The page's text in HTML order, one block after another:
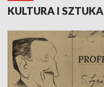
KULTURA I SZTUKA